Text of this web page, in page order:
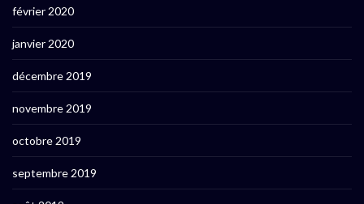
février 2020
janvier 2020
décembre 2019
novembre 2019
octobre 2019
septembre 2019